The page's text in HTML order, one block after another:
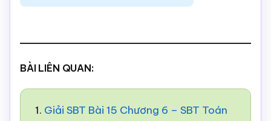
BÀI LIÊN QUAN:
1. Giải SBT Bài 15 Chương 6 – SBT Toán